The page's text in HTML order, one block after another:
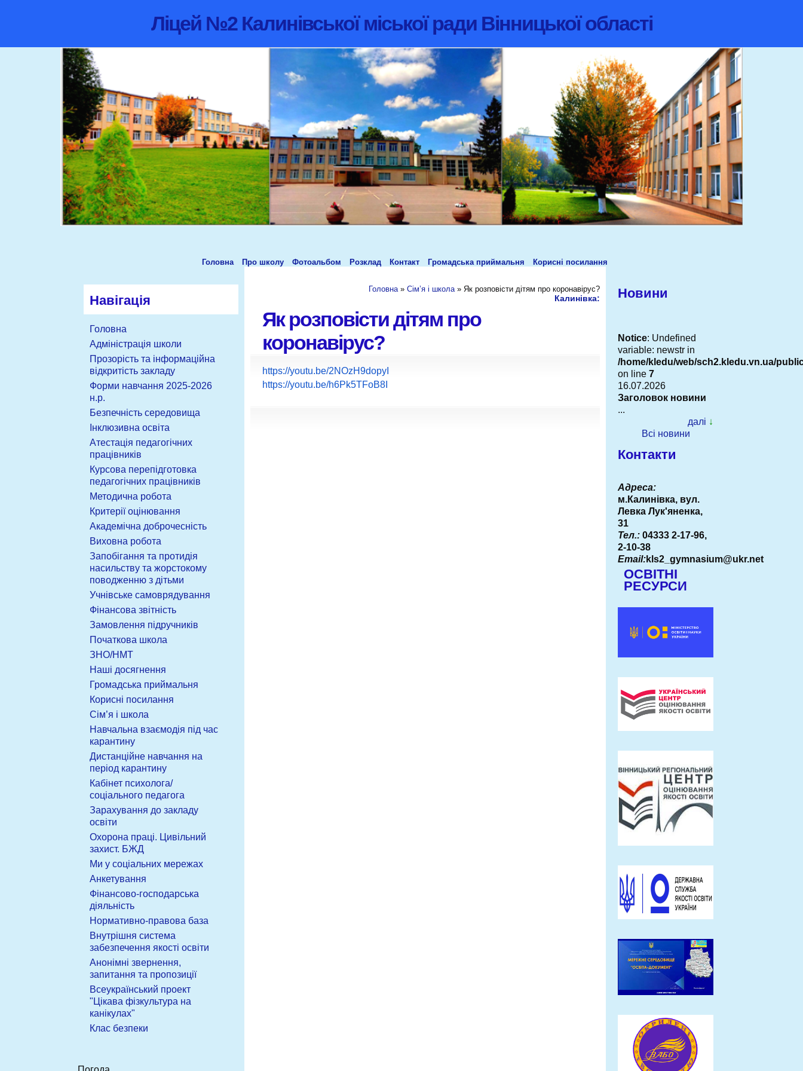
Ліцей №2 Калинівської міської ради Вінницької області
Головна Про школу Фотоальбом Розклад Контакт Громадська приймальня Корисні посилання
Навігація
Головна
Адміністрація школи
Прозорість та інформаційна
відкритість закладу
Форми навчання 2025-2026
н.р.
Безпечність середовища
Інклюзивна освіта
Атестація педагогічних
працівників
Курсова перепідготовка
педагогічних працівників
Методична робота
Критерії оцінювання
Академічна доброчесність
Виховна робота
Запобігання та протидія
насильству та жорстокому
поводженню з дітьми
Учнівське самоврядування
Фінансова звітність
Замовлення підручників
Початкова школа
ЗНО/НМТ
Наші досягнення
Громадська приймальня
Корисні посилання
Сім’я і школа
Навчальна взаємодія під час
карантину
Дистанційне навчання на
період карантину
Кабінет психолога/
соціального педагога
Зарахування до закладу
освіти
Охорона праці. Цивільний
захист. БЖД
Ми у соціальних мережах
Анкетування
Фінансово-господарська
діяльність
Нормативно-правова база
Внутрішня система
забезпечення якості освіти
Анонімні звернення,
запитання та пропозиції
Всеукраїнський проект
"Цікава фізкультура на
канікулах"
Клас безпеки
Головна» Сім’я і школа» Як розповісти дітям про коронавірус?
Калинівка:
Як розповісти дітям про
коронавірус?
https://youtu.be/2NOzH9dopyI
https://youtu.be/h6Pk5TFoB8I
Новини
Notice: Undefined
variable: newstr in
/home/kledu/web/sch2.kledu.vn.ua/
on line 7
16.07.2026
Заголовок новини
...
далі ↓
Всі новини
Контакти
Адреса:
м.Калинівка, вул.
Левка Лук'яненка,
31
Тел.: 04333 2-17-96,
2-10-38
Email:kls2_gymnasium@ukr.net
ОСВІТНІ
РЕСУРСИ